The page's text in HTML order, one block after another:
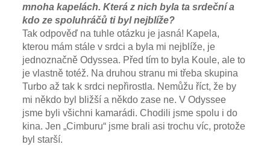
mnoha kapelách. Která z nich byla ta srdeční a
kdo ze spoluhráčů ti byl nejblíže?
Tak odpověď na tuhle otázku je jasná! Kapela,
kterou mám stále v srdci a byla mi nejblíže, je
jednoznačně Odyssea. Před tím to byla Koule, ale to
je vlastně totéž. Na druhou stranu mi třeba skupina
Turbo až tak k srdci nepřirostla. Nemůžu říct, že by
mi někdo byl bližší a někdo zase ne. V Odyssee
jsme byli všichni kamarádi. Chodili jsme spolu i do
kina. Jen „Cimburu“ jsme brali asi trochu víc, protože
byl starší.